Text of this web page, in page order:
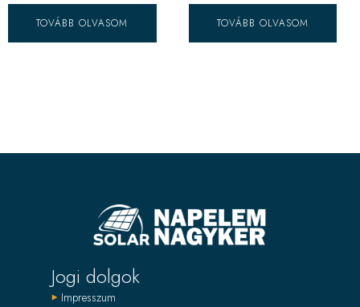
TOVÁBB OLVASOM TOVÁBB OLVASOM
Jogi dolgok
Impresszum